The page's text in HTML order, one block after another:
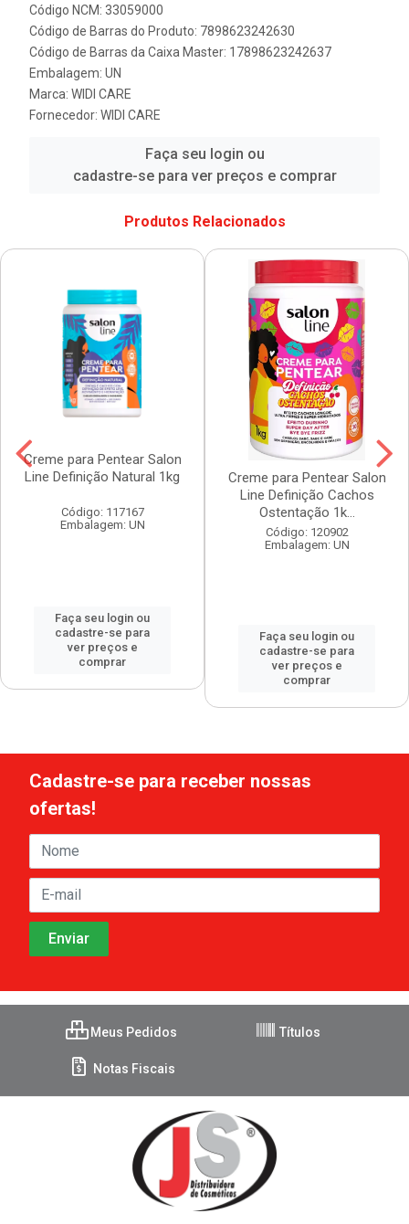
Código NCM: 33059000
Código de Barras do Produto: 7898623242630
Código de Barras da Caixa Master: 17898623242637
Embalagem: UN
Marca: WIDI CARE
Fornecedor: WIDI CARE
Faça seu login ou
cadastre-se para ver preços e comprar
Produtos Relacionados
Creme para Pentear Salon
Line Definição Natural 1kg
Código: 117167
Embalagem: UN
Faça seu login ou
cadastre-se para
ver preços e
comprar
Creme para Pentear Salon
Line Definição Cachos
Ostentação 1k...
Código: 120902
Embalagem: UN
Faça seu login ou
cadastre-se para
ver preços e
comprar
Cadastre-se para receber nossas
ofertas!
Meus Pedidos Títulos
Notas Fiscais